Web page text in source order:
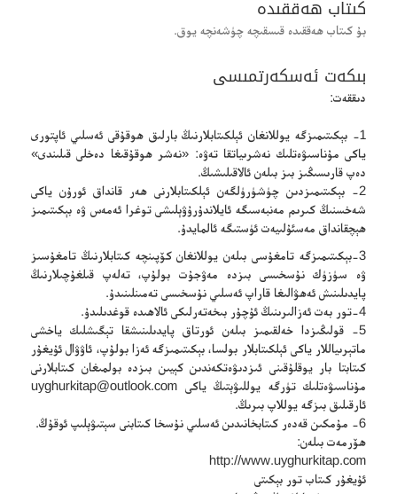
كىتاب ھەققىدە
بۇ كىتاب ھەققىدە قىسقىچە چۈشەنچە يوق.
بىكەت ئەسكەرتمىسى
دىققەت:
1- بېكىتىمىزگە يوللانغان ئېلكىتابلارنىڭ بارلىق ھوقۇقى ئەسلىي ئاپتورى
ياكى مۇناسىۋەتلىك نەشرىياتقا تەۋە: «نەشر ھوقۇقىغا دەخلى قىلىندى»
دەپ قارىسىڭىز بىز بىلەن ئالاقىلىشىڭ.
2- بېكىتىمىزدىن چۈشۈرۈلگەن ئېلكىتابلارنى ھەر قانداق ئورۇن ياكى
شەخسنىڭ كىرىم مەنبەسىگە ئايلاندۇرۇۋېلىشى توغرا ئەمەس ۋە بېكىتىمىز
ھېچقانداق مەسئۇلىيەت ئۈستىگە ئالمايدۇ.
3-بېكىتىمىزگە تامغۇسى بىلەن يوللانغان كۆپىنچە كىتابلارنىڭ تامغۇسىز
ۋە سۈزۈك نۇسخىسى بىزدە مەۋجۇت بولۇپ، تەلەپ قىلغۇچىلارنىڭ
پايدىلىنىش ئەھۋالىغا قاراپ ئەسلىي نۇسخىسى تەمىنلىنىدۇ.
4-تور بەت ئەزالىرىنىڭ ئۇچۇر بىخەتەرلىكى ئالاھىدە قوغدىلىدۇ.
5- قولىڭىزدا خەلقىمىز بىلەن ئورتاق پايدىلىنىشقا تېگىشلىك ياخشى
ماتېرىياللار ياكى ئېلكىتابلار بولسا، بېكىتىمىزگە ئەزا بولۇپ، ئاۋۋال ئۇيغۇر
كىتابتا بار يوقلۇقىنى ئىزدىۋەتكەندىن كېيىن بىزدە بولمىغان كىتابلارنى
مۇناسىۋەتلىك تۈرگە يوللىۋېتىڭ ياكى uyghurkitap@outlook.com
ئارقىلىق بىزگە يوللاپ بىرىڭ.
6- مۇمكىن قەدەر كىتابخانىدىن ئەسلىي نۇسخا كىتابنى سېتىۋېلىپ ئوقۇڭ.
ھۆرمەت بىلەن:
http://www.uyghurkitap.com
ئۇيغۇر كىتاب تور بېكىتى